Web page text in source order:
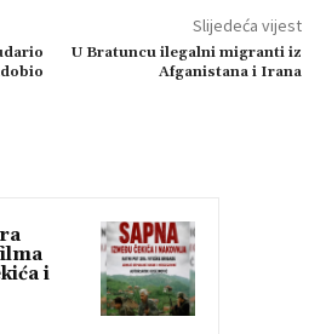
Slijedeća vijest
U Bratuncu ilegalni migranti iz
Afganistana i Irana
i